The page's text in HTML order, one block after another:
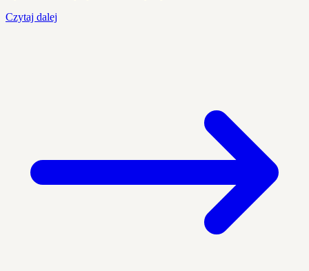
Czytaj dalej